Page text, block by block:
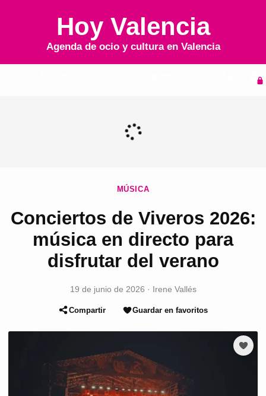
Hoy Valencia
Agenda de ocio y cultura en Valencia
MÚSICA
Conciertos de Viveros 2026:
música en directo para
disfrutar del verano
19 de junio de 2026 · Irene Vallés
Compartir Guardar en favoritos